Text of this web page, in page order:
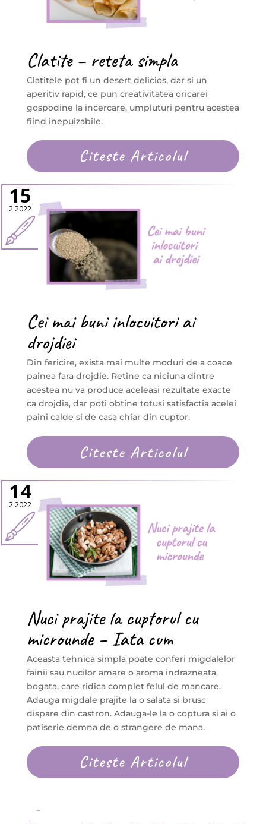
Clatite – reteta simpla
Clatitele pot fi un desert delicios, dar si un
aperitiv rapid, ce pun creativitatea oricarei
gospodine la incercare, umpluturi pentru acestea
fiind inepuizabile.
Citeste Articolul
Cei mai buni inlocuitori ai
drojdiei
15
2 2022
Din fericire, exista mai multe moduri de a coace
painea fara drojdie. Retine ca niciuna dintre
acestea nu va produce aceleasi rezultate exacte
ca drojdia, dar poti obtine totusi satisfactia acelei
paini calde si de casa chiar din cuptor.
Citeste Articolul
Nuci prajite la cuptorul cu
microunde – Iata cum
14
2 2022
Aceasta tehnica simpla poate conferi migdalelor
fainii sau nucilor amare o aroma indrazneata,
bogata, care ridica complet felul de mancare.
Adauga migdale prajite la o salata si brusc
dispare din castron. Adauga-le la o coptura si ai o
patiserie demna de o strangere de mana.
Citeste Articolul